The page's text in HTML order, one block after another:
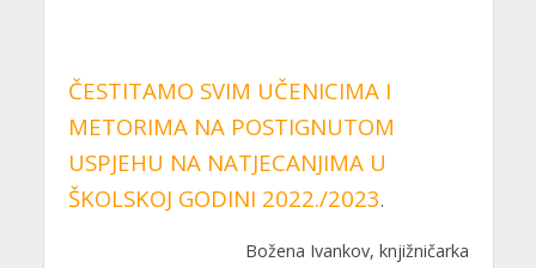
ČESTITAMO SVIM UČENICIMA I
METORIMA NA POSTIGNUTOM
USPJEHU NA NATJECANJIMA U
ŠKOLSKOJ GODINI 2022./2023.
Božena Ivankov, knjižničarka